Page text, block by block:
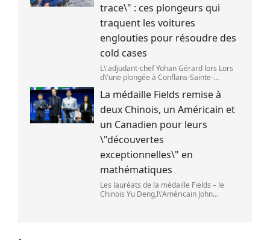
trace\" : ces plongeurs qui
traquent les voitures
englouties pour résoudre des
cold cases
L\'adjudant-chef Yohan Gérard lors Lors
d\'une plongée à Conflans-Sainte-
Seine. (DAVID DI GIACOMO /
FRANCEINFO)
La médaille Fields remise à
deux Chinois, un Américain et
un Canadien pour leurs
\"découvertes
exceptionnelles\" en
mathématiques
Les lauréats de la médaille Fields – le
Chinois Yu Deng,l\'Américain John